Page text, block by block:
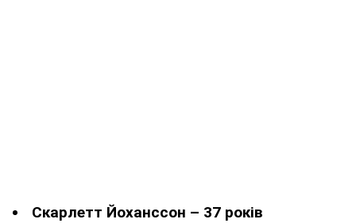
Скарлетт Йоханссон – 37 років